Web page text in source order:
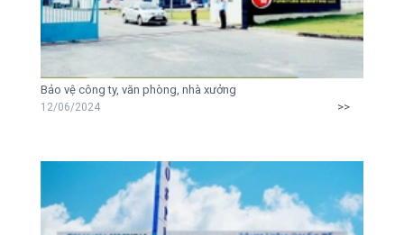
Bảo vệ công ty, văn phòng, nhà xưởng
12/06/2024 >>